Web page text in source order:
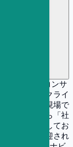
です。戦略コンサ
化力」や「クライ
ティ戦略の現場で
の経営層から「社
需要が急増してお
がむしろ歓迎され